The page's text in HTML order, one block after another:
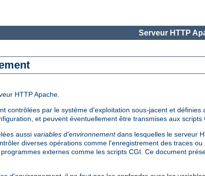
Serveur HTTP
HTTP Apache.
contrôlées par le système d'exploitation sous-jacent et
et peuvent éventuellement être transmises aux scripts
aussi variables d'environnementdans lesquelles le serveur
diverses opérations comme l'enregistrement des traces
externes comme les scripts CGI. Ce document